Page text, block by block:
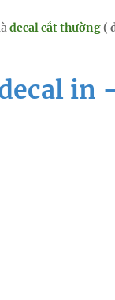
decal cắt thường(
in